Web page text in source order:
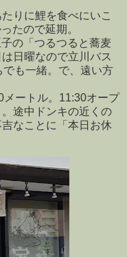
りに鯉を食べにいこ
たので延期。
の「つるつると蕎麦
日曜なので立川バス
も一緒。で、遠い方
メートル。11:30オープ
途中ドンキの近くの
なことに「本日お休